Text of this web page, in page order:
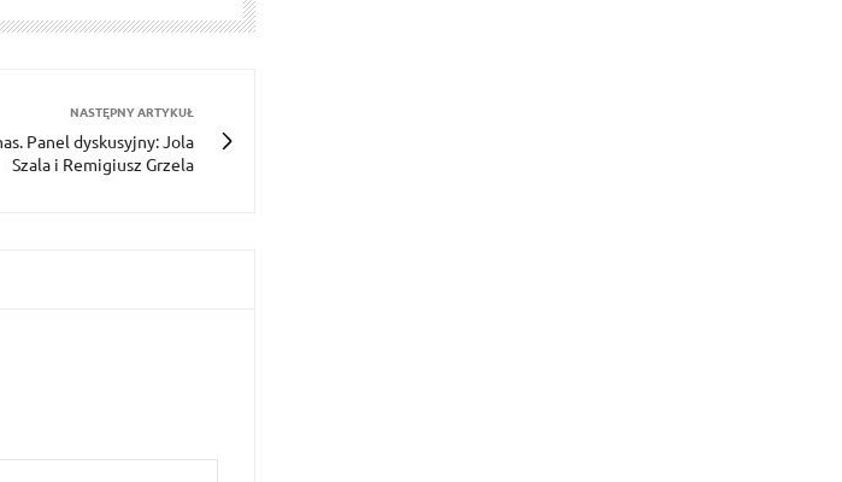
NASTĘPNY ARTYKUŁ
Panel dyskusyjny: Jola
Szala i Remigiusz Grzela